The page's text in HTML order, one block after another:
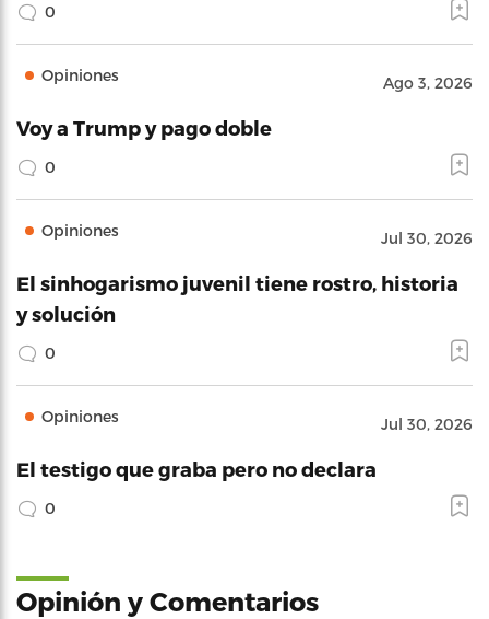
0
Opiniones Ago 3, 2026
Voy a Trump y pago doble
0
Opiniones Jul 30, 2026
El sinhogarismo juvenil tiene rostro, historia
y solución
0
Opiniones Jul 30, 2026
El testigo que graba pero no declara
0
Opinión y Comentarios